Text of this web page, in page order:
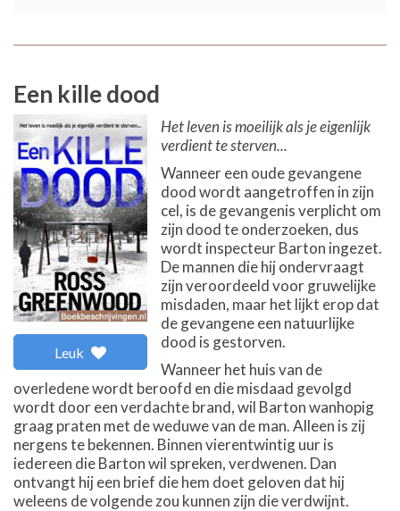
Een kille dood
Leuk
Het leven is moeilijk als je eigenlijk
verdient te sterven...
Wanneer een oude gevangene
dood wordt aangetroffen in zijn
cel, is de gevangenis verplicht om
zijn dood te onderzoeken, dus
wordt inspecteur Barton ingezet.
De mannen die hij ondervraagt
zijn veroordeeld voor gruwelijke
misdaden, maar het lijkt erop dat
de gevangene een natuurlijke
dood is gestorven.
Wanneer het huis van de
overledene wordt beroofd en die misdaad gevolgd
wordt door een verdachte brand, wil Barton wanhopig
graag praten met de weduwe van de man. Alleen is zij
nergens te bekennen. Binnen vierentwintig uur is
iedereen die Barton wil spreken, verdwenen. Dan
ontvangt hij een brief die hem doet geloven dat hij
weleens de volgende zou kunnen zijn die verdwijnt.